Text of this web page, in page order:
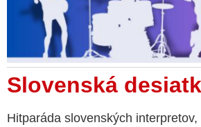
Slovenská
Hitparáda slovenských